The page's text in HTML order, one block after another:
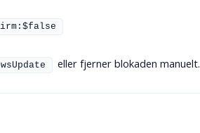
eller fjerner blokaden manuelt.